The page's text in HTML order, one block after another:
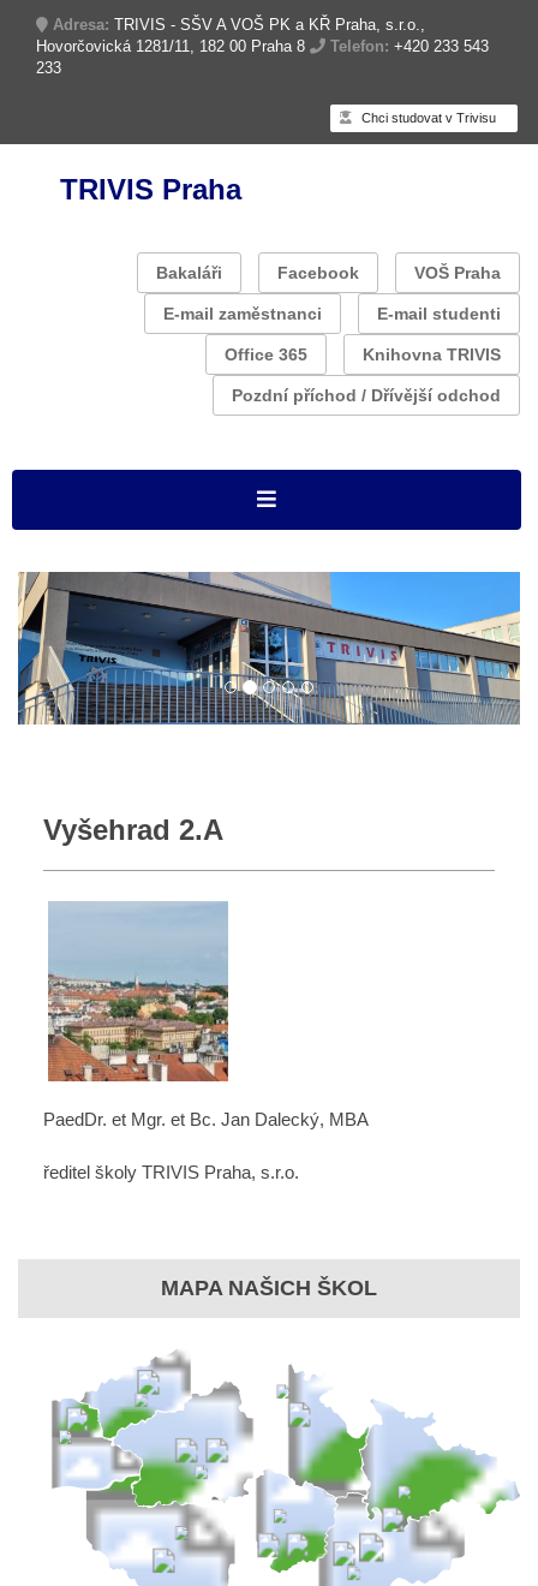
Adresa: TRIVIS - SŠV A VOŠ PK a KŘ Praha, s.r.o.,
Hovorčovická 1281/11, 182 00 Praha 8
Telefon: +420 233 543
233
Chci studovat v Trivisu
TRIVIS Praha
Bakaláři Facebook VOŠ Praha
E-mail zaměstnanci E-mail studenti
Office 365 Knihovna TRIVIS
Pozdní příchod / Dřívější odchod
Vyšehrad 2.A
PaedDr. et Mgr. et Bc. Jan Dalecký, MBA
ředitel školy TRIVIS Praha, s.r.o.
MAPA NAŠICH ŠKOL